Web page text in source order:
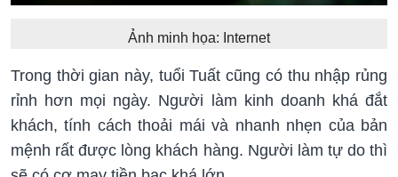
Ảnh minh họa: Internet
Trong thời gian này, tuổi Tuất cũng có thu nhập rủng
rỉnh hơn mọi ngày. Người làm kinh doanh khá đắt
khách, tính cách thoải mái và nhanh nhẹn của bản
mệnh rất được lòng khách hàng. Người làm tự do thì